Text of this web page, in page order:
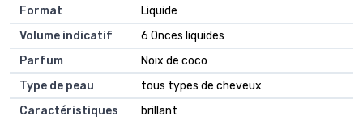
Format
‎Liquide
Volume indicatif
‎6 Onces liquides
Parfum
‎Noix de coco
Type de peau
‎tous types de cheveux
Caractéristiques
‎brillant